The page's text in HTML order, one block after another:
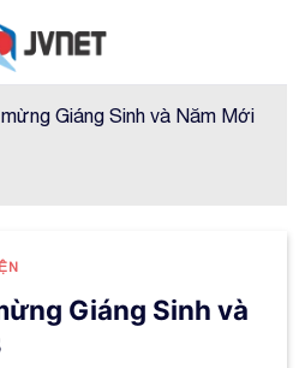
Giáng Sinh và Năm Mới
Giáng Sinh và